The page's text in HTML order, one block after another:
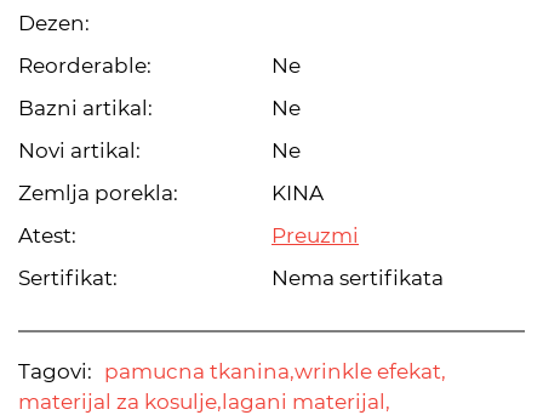
Dezen:
Reorderable:
Ne
Bazni artikal:
Ne
Novi artikal:
Ne
Zemlja porekla:
KINA
Atest:
Preuzmi
Sertifikat:
Nema sertifikata
Tagovi: pamucna tkanina,wrinkle efekat,
materijal za kosulje, lagani materijal,